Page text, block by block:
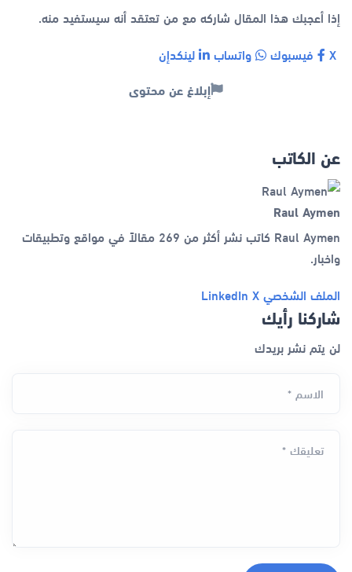
إذا أعجبك هذا المقال شاركه مع من تعتقد أنه سيستفيد منه.
فيسبوك واتساب لينكدإن
إبلاغ عن محتوى
عن الكاتب
Raul Aymen
Raul Aymen كاتب نشر أكثر من 269 مقالاً في مواقع وتطبيقات
واخبار.
الملف الشخصي LinkedIn X
شاركنا رأيك
لن يتم نشر بريدك
الاسم *
تعليقك *